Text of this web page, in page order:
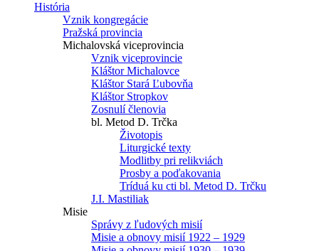
História
Vznik kongregácie
Pražská provincia
Michalovská viceprovincia
Vznik viceprovincie
Kláštor Michalovce
Kláštor Stará Ľubovňa
Kláštor Stropkov
Zosnulí členovia
bl. Metod D. Trčka
Životopis
Liturgické texty
Modlitby pri relikviách
Prosby a poďakovania
Tríduá ku cti bl. Metod D. Trčku
J.I. Mastiliak
Misie
Správy z ľudových misií
Misie a obnovy misií 1922 – 1929